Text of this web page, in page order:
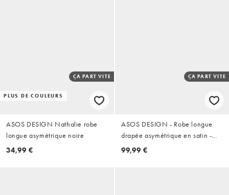
PLUS DE COULEURS
ÇA PART VITE
ASOS DESIGN Nathalie robe
longue asymétrique noire
34,99 €
ÇA PART VITE
ASOS DESIGN - Robe longue
drapée asymétrique en satin -
Bleu de cobalt
99,99 €